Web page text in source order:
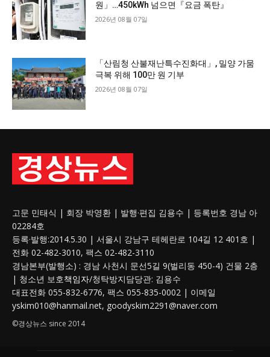
원」…450kWh 넘으면『요금 폭탄』
2026년 08월 07일
「산림청 산불재난특수진화대」, 밀양 가뭄
극복 위해 100만 원 기부
2026년 08월 07일
고문 민태식 | 회장 박영환 | 발행·편집 김용수 | 등록번호 경남 아
02284호
등록·발행:2014.5.30 | 서울시 강남구 테헤란로 104길 12 401호 |
전화 02-482-3010, 팩스 02-482-3110
경남본부(발행소) : 경남 사천시 문선5길 9(벌리동 450-4) 건물 2층
| 청소년 보호책임자/청탁방지담당관: 김용수
대표전화 055-832-6776, 팩스 055-835-0002 | 이메일
yskim010@hanmail.net, goodyskim2291@naver.com
©경상뉴스 since 2014